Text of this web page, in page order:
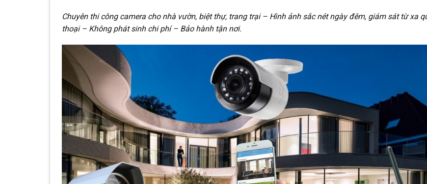
Chuyên thi công camera cho nhà vườn, biệt thự, trang trại – Hình ảnh sắc nét ngày đêm, giám sát từ xa
thoại – Không phát sinh chi phí – Bảo hành tận nơi.